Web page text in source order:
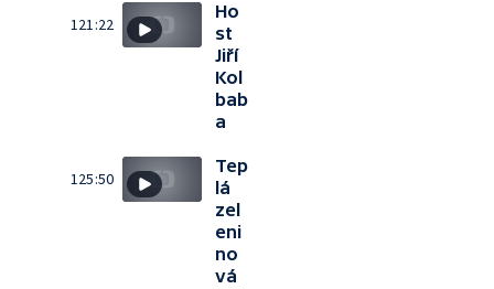
121:22
Ho
st
Jiří
Kol
bab
a
125:50
Tep
lá
zel
eni
no
vá